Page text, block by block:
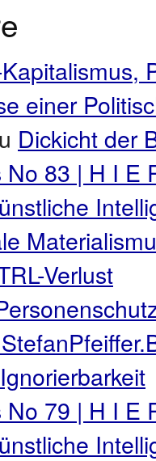
einer
Dickicht der
No 83 | H I E
Verlust
No 79 | H I E